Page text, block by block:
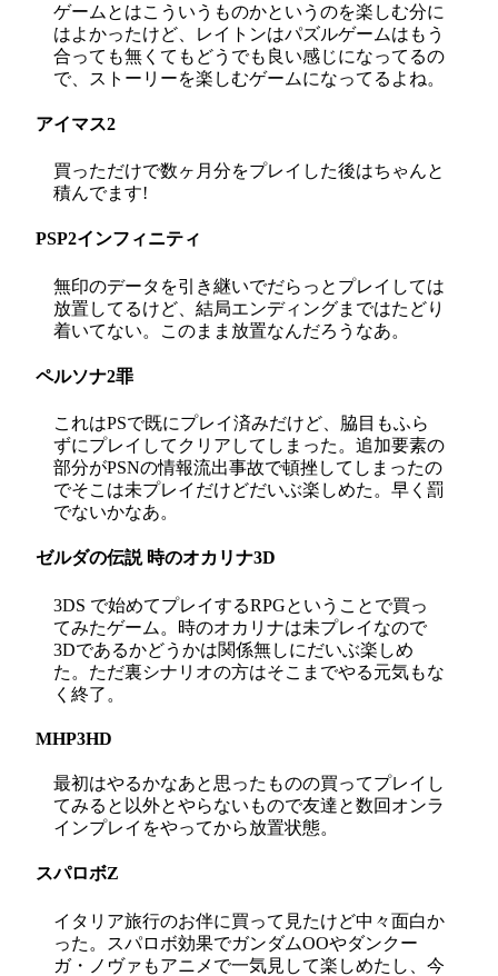
ゲームとはこういうものかというのを楽しむ分に
はよかったけど、レイトンはパズルゲームはもう
合っても無くてもどうでも良い感じになってるの
で、ストーリーを楽しむゲームになってるよね。
アイマス2
買っただけで数ヶ月分をプレイした後はちゃんと
積んでます!
PSP2インフィニティ
無印のデータを引き継いでだらっとプレイしては
放置してるけど、結局エンディングまではたどり
着いてない。このまま放置なんだろうなあ。
ペルソナ2罪
これはPSで既にプレイ済みだけど、脇目もふら
ずにプレイしてクリアしてしまった。追加要素の
部分がPSNの情報流出事故で頓挫してしまったの
でそこは未プレイだけどだいぶ楽しめた。早く罰
でないかなあ。
ゼルダの伝説 時のオカリナ3D
3DS で始めてプレイするRPGということで買っ
てみたゲーム。時のオカリナは未プレイなので
3Dであるかどうかは関係無しにだいぶ楽しめ
た。ただ裏シナリオの方はそこまでやる元気もな
く終了。
MHP3HD
最初はやるかなあと思ったものの買ってプレイし
てみると以外とやらないもので友達と数回オンラ
インプレイをやってから放置状態。
スパロボZ
イタリア旅行のお伴に買って見たけど中々面白か
った。スパロボ効果でガンダムOOやダンクー
ガ・ノヴァもアニメで一気見して楽しめたし、今